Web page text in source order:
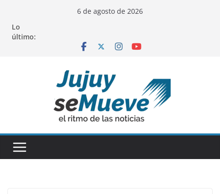
contenido
6 de agosto de 2026
Lo
último: